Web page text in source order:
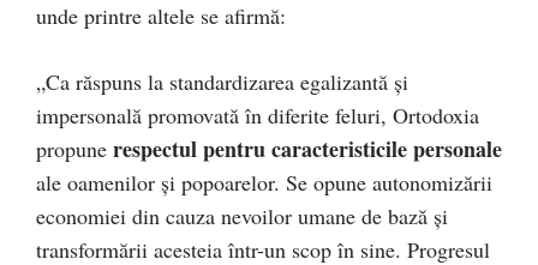
unde printre altele se afirmă:
„Ca răspuns la standardizarea egalizantă și
impersonală promovată în diferite feluri, Ortodoxia
propune respectul pentru caracteristicile personale
ale oamenilor și popoarelor. Se opune autonomizării
economiei din cauza nevoilor umane de bază și
transformării acesteia într-un scop în sine. Progresul